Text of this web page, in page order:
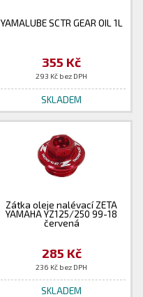
YAMALUBE SCTR GEAR OIL 1L
355 Kč
293 Kč bez DPH
SKLADEM
Zátka oleje nalévací ZETA
YAMAHA YZ125/250 99-18
červená
285 Kč
236 Kč bez DPH
SKLADEM